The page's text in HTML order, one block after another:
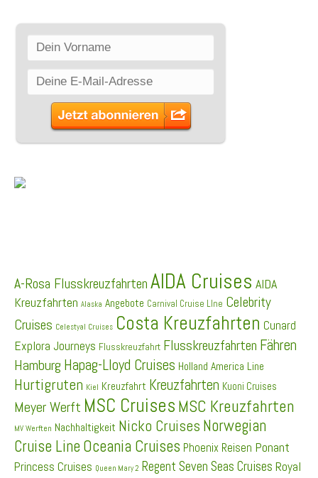
A-Rosa Flusskreuzfahrten AIDA Cruises AIDA
Kreuzfahrten Alaska Angebote Carnival Cruise LIne Celebrity
Cruises Celestyal Cruises Costa Kreuzfahrten Cunard
Explora Journeys Flusskreuzfahrt Flusskreuzfahrten Fähren
Hamburg Hapag-Lloyd Cruises Holland America Line
Hurtigruten Kiel Kreuzfahrt Kreuzfahrten Kuoni Cruises
Meyer Werft MSC Cruises MSC Kreuzfahrten
MV Werften Nachhaltigkeit Nicko Cruises Norwegian
Cruise Line Oceania Cruises Phoenix Reisen Ponant
Princess Cruises Queen Mary 2 Regent Seven Seas Cruises Royal